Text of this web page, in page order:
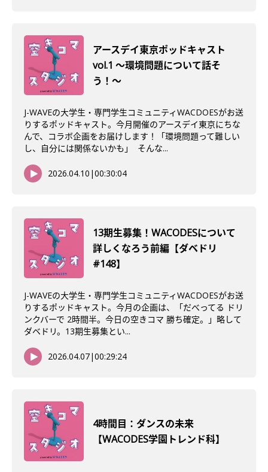
アースデイ東京ポッドキャスト
vol.1 〜環境問題について話そ
う！〜
J-WAVEの大学生・専門学生コミュニティWACDOESがお送
りするポッドキャスト。今月開催のアースデイ東京にちな
んで、コラボ企画をお届けします！「環境問題って難しい
し、自分には関係ないかも」 そんな...
2026.04.10 |00:30:04
13期生募集！WACODESについて
詳しくなろう前編【ダベドリ
#148】
J-WAVEの大学生・専門学生コミュニティWACDOESがお送
りするポッドキャスト。今月の企画は、「だべってる ドリ
ンクバーで 2時間半。今日の空きコマ 勝ち確定。」略して
ダベドリ。13期生募集とい...
2026.04.07|00:29:24
4時間目：ダンスの未来
【WACODES学園トレンド科】